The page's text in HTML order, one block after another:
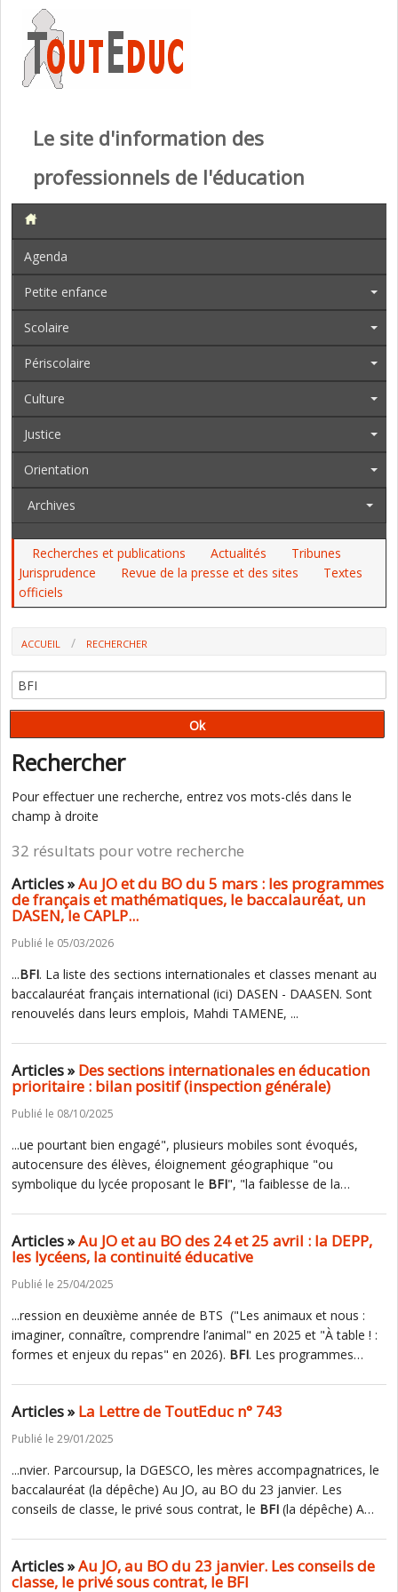
Le site d'information des
professionnels de l'éducation
Agenda
Petite enfance
Scolaire
Périscolaire
Culture
Justice
Orientation
Archives
Recherches et publications Actualités
Tribunes
Jurisprudence
Revue de la presse et des sites
Textes
officiels
ACCUEIL RECHERCHER
Rechercher
Pour effectuer une recherche, entrez vos mots-clés dans le
champ à droite
32 résultats pour votre recherche
Articles »Au JO et du BO du 5 mars : les programmes
de français et mathématiques, le baccalauréat, un
DASEN, le CAPLP...
Publié le 05/03/2026
...BFI. La liste des sections internationales et classes menant au
baccalauréat français international (ici) DASEN - DAASEN. Sont
renouvelés dans leurs emplois, Mahdi TAMENE, ...
Articles »Des sections internationales en éducation
prioritaire : bilan positif (inspection générale)
Publié le 08/10/2025
...ue pourtant bien engagé", plusieurs mobiles sont évoqués,
autocensure des élèves, éloignement géographique "ou
symbolique du lycée proposant le BFI", "la faiblesse de la…
Articles »Au JO et au BO des 24 et 25 avril : la DEPP,
les lycéens, la continuité éducative
Publié le 25/04/2025
...ression en deuxième année de BTS ("Les animaux et nous :
imaginer, connaître, comprendre l’animal" en 2025 et "À table ! :
formes et enjeux du repas" en 2026). BFI. Les programmes…
Articles »La Lettre de ToutEduc n° 743
Publié le 29/01/2025
...nvier. Parcoursup, la DGESCO, les mères accompagnatrices, le
baccalauréat (la dépêche) Au JO, au BO du 23 janvier. Les
conseils de classe, le privé sous contrat, le BFI (la dépêche) A…
Articles »Au JO, au BO du 23 janvier. Les conseils de
classe, le privé sous contrat, le BFI